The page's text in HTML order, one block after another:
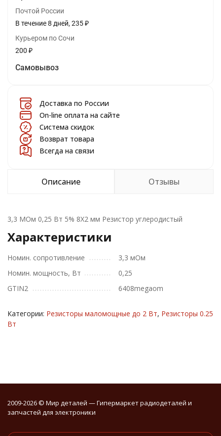
Почтой России
В течение8 дней 235₽
Курьером по Сочи
200 ₽
Самовывоз
Доставка по России
On-line оплата на сайте
Система скидок
Возврат товара
Всегда на связи
Описание Отзывы
3,3 МОм 0,25 Вт 5% 8X2 мм Резистор углеродистый
Характеристики
Номин. сопротивление
3,3 мОм
Номин. мощность, Вт
0,25
GTIN2
6408megaom
Категории: Резисторы маломощные до 2 Вт, Резисторы 0.25
Вт
2009-2026 © Мир деталей — Гипермаркет радиодеталей и
запчастей для электроники